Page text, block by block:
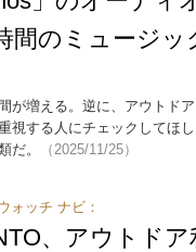
間のミュージ
が増える。逆に、アウトド
視する人にチェックしてほ
だ。
（2025/11/25）
ォッチ ナビ：
、アウトド